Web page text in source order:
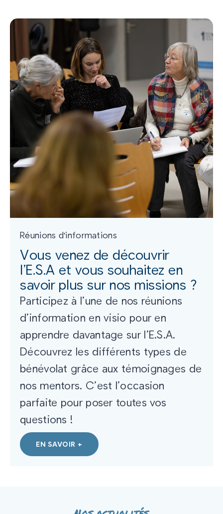
Réunions d'informations
Vous venez de découvrir
l’E.S.A et vous souhaitez en
savoir plus sur nos missions ?
Participez à l’une de nos réunions
d’information en visio pour en
apprendre davantage sur l’E.S.A.
Découvrez les différents types de
bénévolat grâce aux témoignages de
nos mentors. C’est l’occasion
parfaite pour poser toutes vos
questions !
EN SAVOIR +